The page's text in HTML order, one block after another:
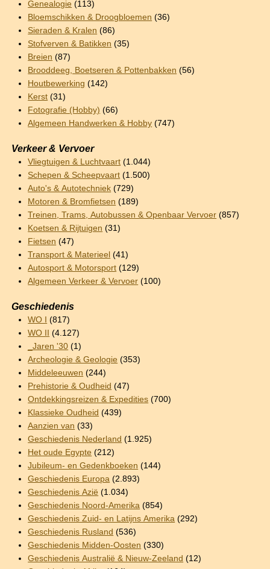
Genealogie (113)
Bloemschikken & Droogbloemen (36)
Sieraden & Kralen (86)
Stofverven & Batikken (35)
Breien (87)
Brooddeeg, Boetseren & Pottenbakken (56)
Houtbewerking (142)
Kerst (31)
Fotografie (Hobby) (66)
Algemeen Handwerken & Hobby (747)
Verkeer & Vervoer
Vliegtuigen & Luchtvaart (1.044)
Schepen & Scheepvaart (1.500)
Auto's & Autotechniek (729)
Motoren & Bromfietsen (189)
Treinen, Trams, Autobussen & Openbaar Vervoer (857)
Koetsen & Rijtuigen (31)
Fietsen (47)
Transport & Materieel (41)
Autosport & Motorsport (129)
Algemeen Verkeer & Vervoer (100)
Geschiedenis
WO I (817)
WO II (4.127)
_Jaren '30 (1)
Archeologie & Geologie (353)
Middeleeuwen (244)
Prehistorie & Oudheid (47)
Ontdekkingsreizen & Expedities (700)
Klassieke Oudheid (439)
Aanzien van (33)
Geschiedenis Nederland (1.925)
Het oude Egypte (212)
Jubileum- en Gedenkboeken (144)
Geschiedenis Europa (2.893)
Geschiedenis Azië (1.034)
Geschiedenis Noord-Amerika (854)
Geschiedenis Zuid- en Latijns Amerika (292)
Geschiedenis Rusland (536)
Geschiedenis Midden-Oosten (330)
Geschiedenis Australië & Nieuw-Zeeland (12)